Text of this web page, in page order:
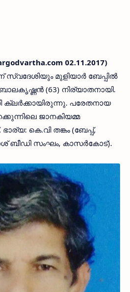
02.11.2017)
മുളിയാര്‍ ബേപ്പില്‍
(63) നിര്യാതനായി.
ക്ലര്‍ക്കായിരുന്നു. പരേതനായ
ജാനകിയമ്മ
കെ.വി തങ്കം (ബേപ്പ്,
ബീഡി സംഘം, കാസര്‍കോട്).